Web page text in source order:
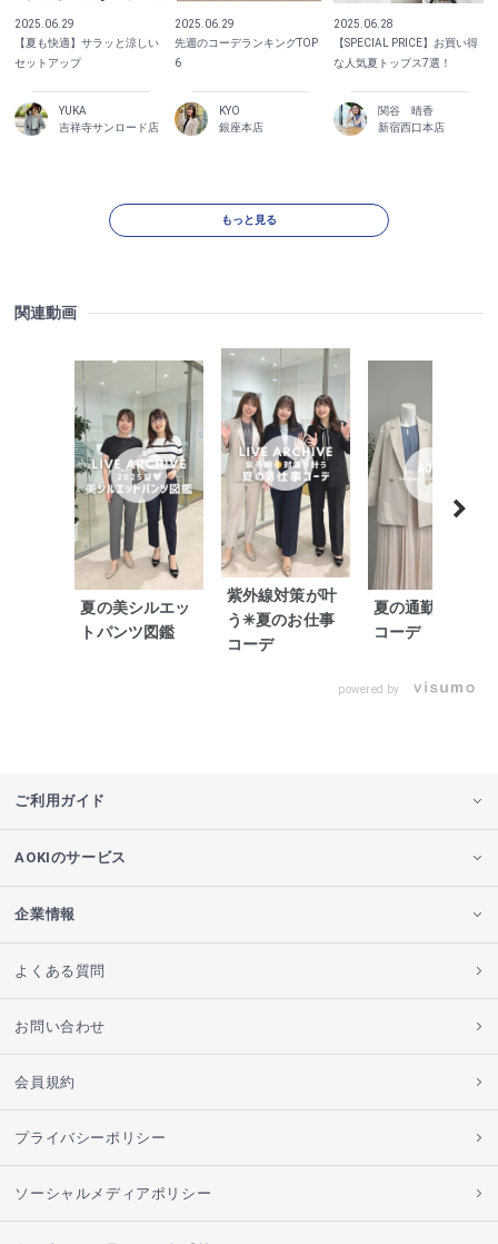
2025.06.29
【夏も快適】サラッと涼しい
セットアップ
YUKA
吉祥寺サンロード店
2025.06.29
先週のコーデランキングTOP
6
KYO
銀座本店
2025.06.28
【SPECIAL PRICE】お買い得
な人気夏トップス7選！
関谷 晴香
新宿西口本店
もっと見る
関連動画
夏の美シルエッ
トパンツ図鑑
紫外線対策が叶
う✳︎夏のお仕事
コーデ
夏の通勤ブルー
コーデ
powered by
ご利用ガイド
AOKIのサービス
企業情報
よくある質問
お問い合わせ
会員規約
プライバシーポリシー
ソーシャルメディアポリシー